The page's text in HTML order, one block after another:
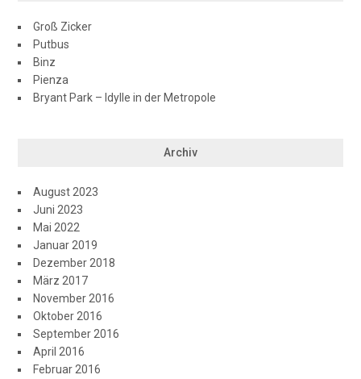
Groß Zicker
Putbus
Binz
Pienza
Bryant Park – Idylle in der Metropole
Archiv
August 2023
Juni 2023
Mai 2022
Januar 2019
Dezember 2018
März 2017
November 2016
Oktober 2016
September 2016
April 2016
Februar 2016